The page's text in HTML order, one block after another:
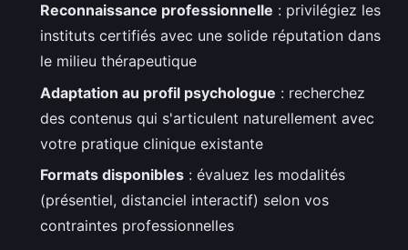
Reconnaissance professionnelle : privilégiez les
instituts certifiés avec une solide réputation dans
le milieu thérapeutique
Adaptation au profil psychologue : recherchez
des contenus qui s'articulent naturellement avec
votre pratique clinique existante
Formats disponibles : évaluez les modalités
(présentiel, distanciel interactif) selon vos
contraintes professionnelles